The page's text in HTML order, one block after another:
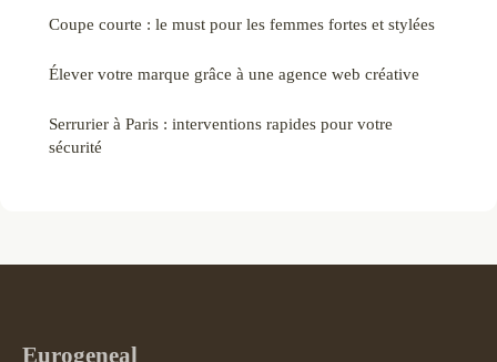
Coupe courte : le must pour les femmes fortes et stylées
Élever votre marque grâce à une agence web créative
Serrurier à Paris : interventions rapides pour votre
sécurité
Eurogeneal